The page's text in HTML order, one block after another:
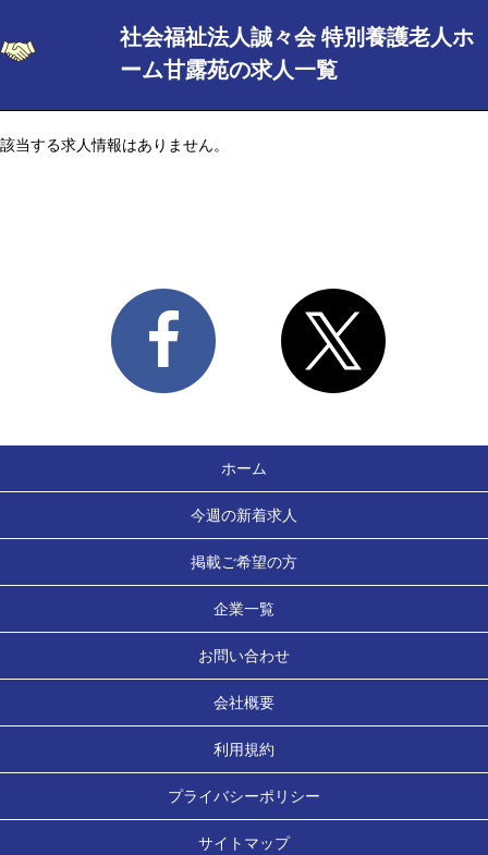
社会福祉法人誠々会 特別養護老人ホ
ーム甘露苑の求人一覧
該当する求人情報はありません。
ホーム
今週の新着求人
掲載ご希望の方
企業一覧
お問い合わせ
会社概要
利用規約
プライバシーポリシー
サイトマップ